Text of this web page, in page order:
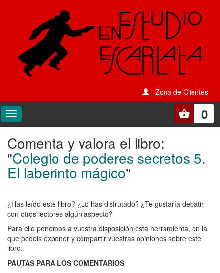
Zona de Clientes
0
Comenta
y
valora
el
libro:
Colegio
de
poderes
Comenta y valora el libro:
"Colegio de poderes secretos 5.
El laberinto mágico"
¿Has leído este libro? ¿Lo has disfrutado? ¿Te gustaría debatir
con otros lectores algún aspecto?
Para ello ponemos a vuestra disposición esta herramienta, en la
que podéis exponer y compartir vuestras opiniones sobre este
libro.
PAUTAS PARA LOS COMENTARIOS